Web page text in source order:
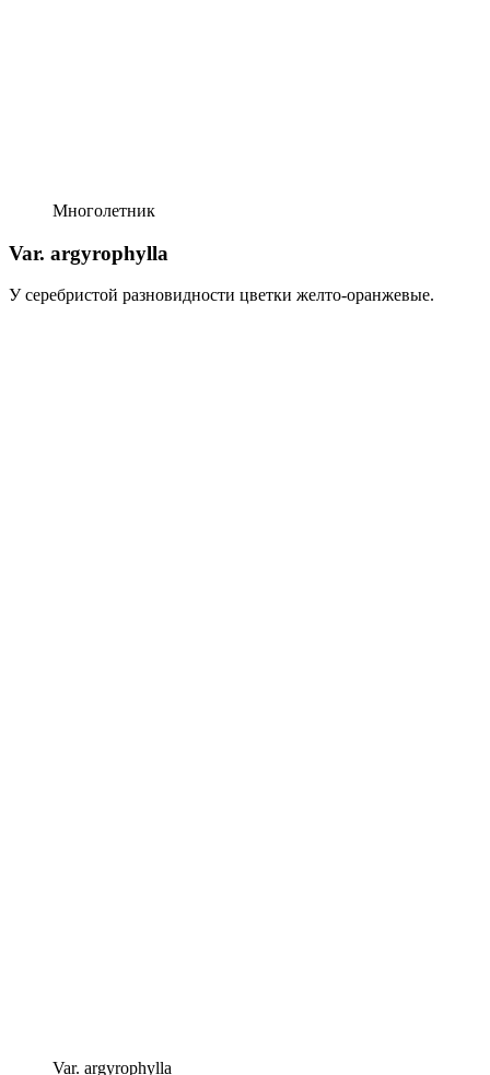
Многолетник
Var. argyrophylla
У серебристой разновиднос­ти цветки желто-оранжевые.
Var. argyrophylla